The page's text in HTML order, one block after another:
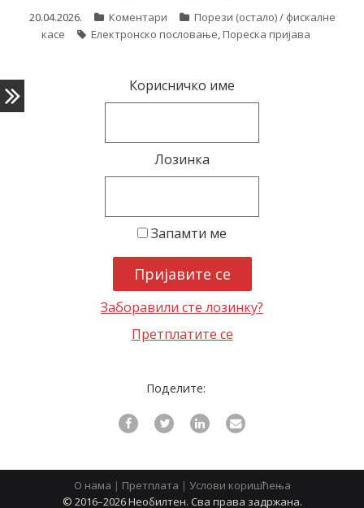
О нама
20.04.2026. Коментари
Порези (остало) / фискалне
касе
Електронско пословање, Пореска пријава
Корисничко име
Лозинка
Запамти ме
Заборавили сте лозинку?
Претплатите се
Поделите:
О нама | Претплата | Услови коришћења
© 2016–2026 Необилтен. Сва права задржана.